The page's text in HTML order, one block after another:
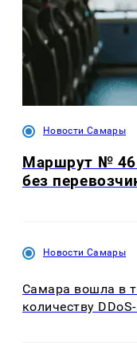
Новости Самары
Маршрут № 46
без
Новости Самары
Самара вошла в
количеству